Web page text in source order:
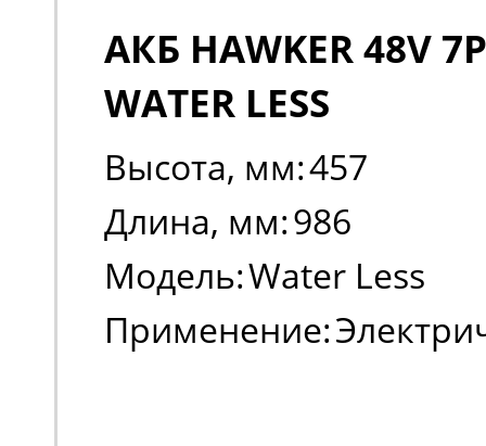
АКБ HAWKER 48V
WATER LESS
Высота, мм:457
Длина, мм:986
Модель:Water Less
Применение: